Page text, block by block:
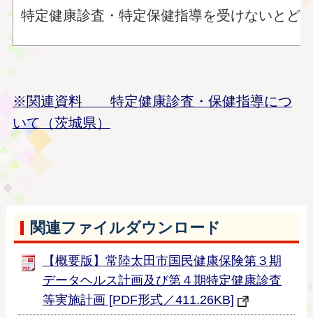
特定健康診査・特定保健指導を受けないとど
※関連資料 特定健康診査・保健指導につ
いて（茨城県）
関連ファイルダウンロード
【概要版】常陸太田市国民健康保険第３期
データヘルス計画及び第４期特定健康診査
等実施計画 [PDF形式／411.26KB]